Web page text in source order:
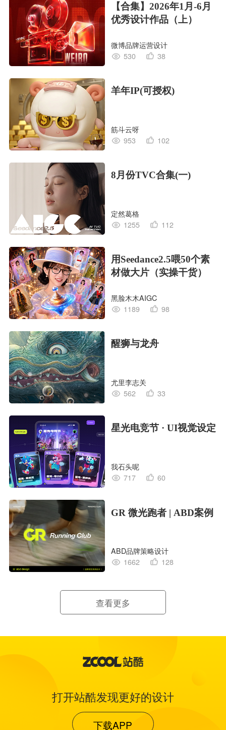
【合集】2026年1月-6月
优秀设计作品（上）
微博品牌运营设计
530
38
羊年IP(可授权)
筋斗云呀
953
102
8月份TVC合集(一)
定然葛格
1255
112
用Seedance2.5喂50个素
材做大片（实操干货）
黑脸木木AIGC
1189
98
醒狮与龙舟
尤里李志关
562
33
星光电竞节 · UI视觉设定
我石头呢
717
60
GR 微光跑者 | ABD案例
ABD品牌策略设计
1662
128
查看更多
打开站酷发现更好的设计
下载APP